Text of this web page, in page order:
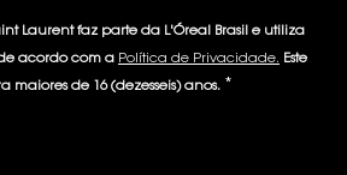
Laurent faz parte da L'Óreal Brasil e utiliza
acordo com a Política de Privacidade. Este
maiores de 16 (dezesseis) anos. *